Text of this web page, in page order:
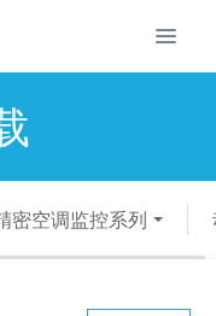
密空调监控系列